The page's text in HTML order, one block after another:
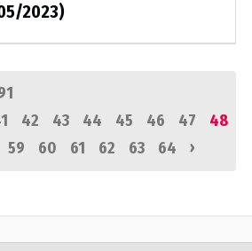
2023)
42 43 44 45 46 47
48
59 60 61 62 63 64 ›